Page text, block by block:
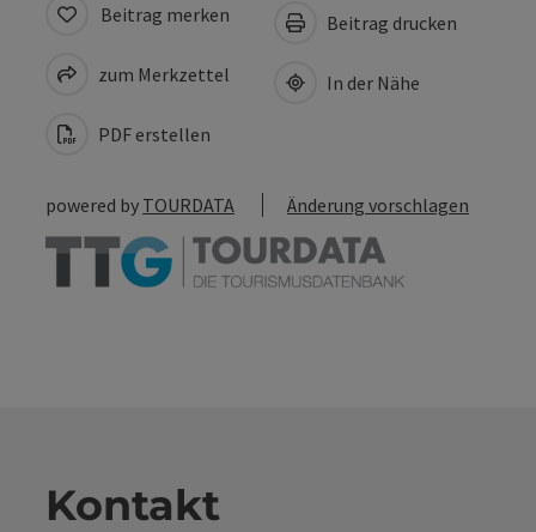
Beitrag merken
zum Merkzettel
PDF erstellen
Beitrag drucken
In der Nähe
powered by TOURDATA Änderung vorschlagen
Kontakt